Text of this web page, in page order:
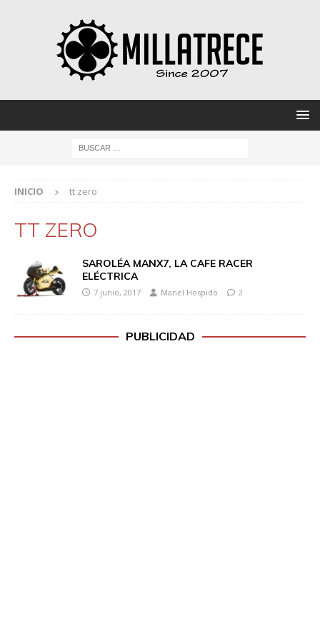
INICIO tt zero
TT ZERO
SAROLÉA MANX7, LA CAFE RACER
ELÉCTRICA
7 junio, 2017 Manel Hospido 2
PUBLICIDAD